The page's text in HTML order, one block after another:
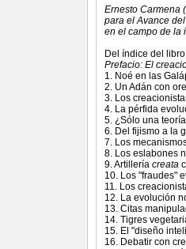
Ernesto Carmena
para el Avance
en el campo de la
Del índice del
Prefacio: El
1. Noé en las
2. Un Adán con
3. Los
4. La pérfida
5. ¿Sólo una
6. Del fijismo a la
7. Los
8. Los eslabones
9. Artillería creata
10. Los "fraudes"
11. Los
12. La evolución
13. Citas
14. Tigres
15. El "diseño
16. Debatir con